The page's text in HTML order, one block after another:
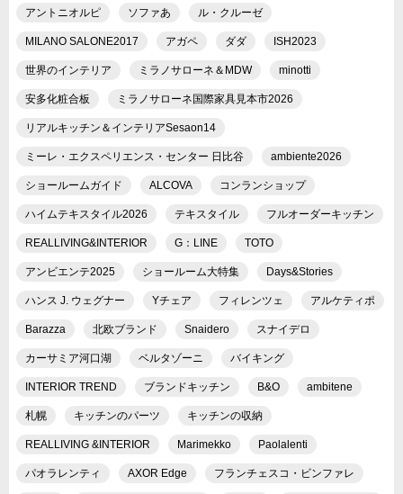
アントニオルピ ソファあ ル・クルーゼ
MILANO SALONE2017 アガペ ダダ ISH2023
世界のインテリア ミラノサローネ＆MDW minotti
安多化粧合板 ミラノサローネ国際家具見本市2026
リアルキッチン＆インテリアSesaon14
ミーレ・エクスペリエンス・センター 日比谷 ambiente2026
ショールームガイド ALCOVA コンランショップ
ハイムテキスタイル2026 テキスタイル フルオーダーキッチン
REALLIVING&INTERIOR G：LINE TOTO
アンビエンテ2025 ショールーム大特集 Days&Stories
ハンス J. ウェグナー Yチェア フィレンツェ アルケティポ
Barazza 北欧ブランド Snaidero スナイデロ
カーサミア河口湖 ベルタゾーニ バイキング
INTERIOR TREND ブランドキッチン B&O ambitene
札幌 キッチンのパーツ キッチンの収納
REALLIVING &INTERIOR Marimekko Paolalenti
パオラレンティ AXOR Edge フランチェスコ・ビンファレ